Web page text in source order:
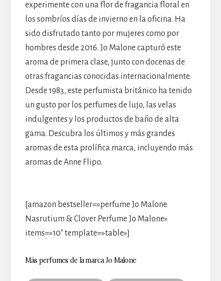
experimente con una flor de fragancia floral en
los sombríos días de invierno en la oficina. Ha
sido disfrutado tanto por mujeres como por
hombres desde 2016. Jo Malone capturó este
aroma de primera clase, junto con docenas de
otras fragancias conocidas internacionalmente.
Desde 1983, este perfumista británico ha tenido
un gusto por los perfumes de lujo, las velas
indulgentes y los productos de baño de alta
gama. Descubra los últimos y más grandes
aromas de esta prolífica marca, incluyendo más
aromas de Anne Flipo.
[amazon bestseller=»perfume Jo Malone
Nasrutium & Clover Perfume Jo Malone»
items=»10″ template=»table»]
Más perfumes de la marca Jo Malone